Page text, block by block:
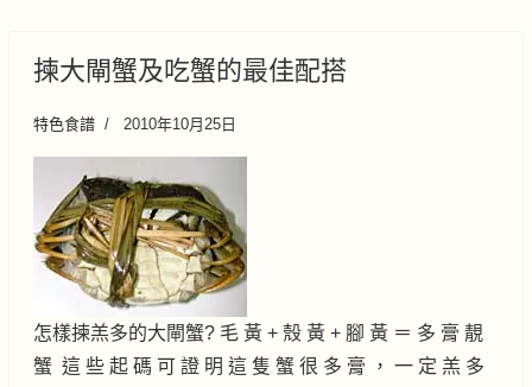
揀大閘蟹及吃蟹的最佳配搭
特色食譜 2010年10月25日
怎樣揀羔多的大閘蟹? 毛 黃 + 殼 黃 + 腳 黃 ＝ 多 膏 靚
蟹 這 些 起 碼 可 證 明 這 隻 蟹 很 多 膏 ， 一 定 羔 多